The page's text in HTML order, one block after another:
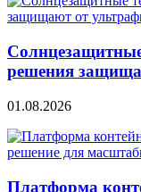
решения
01.08.2026
Платформа